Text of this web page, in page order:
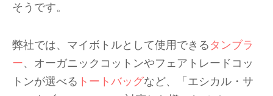
そうです。
弊社では、マイボトルとして使用できるタンブラ
ー、オーガニックコットンやフェアトレードコッ
トンが選べる トートバッグなど、「エシカル・サ